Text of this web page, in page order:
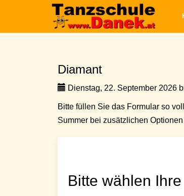
Diamant
Dienstag, 22. September 2026
Bitte füllen Sie das Formular so
Summer bei zusätzlichen
Bitte wählen